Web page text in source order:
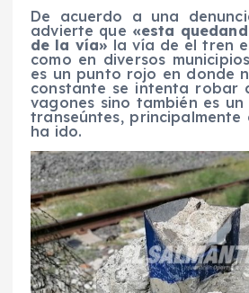
De acuerdo a una
advierte que «esta
de la vía» la vía de el tren
como en diversos
es un punto rojo en donde
constante se intenta robar
vagones sino también es
transeúntes, principalmente
ha ido.